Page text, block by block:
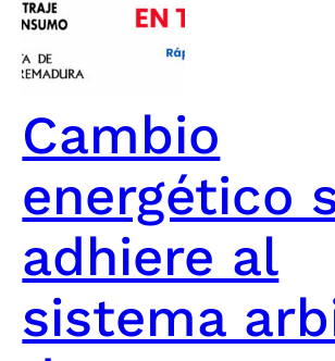
Cambio
energético
adhiere al
sistema